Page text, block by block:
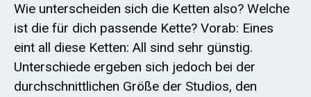
Wie unterscheiden sich die Ketten also? Welche
ist die für dich passende Kette? Vorab: Eines
eint all diese Ketten: All sind sehr günstig.
Unterschiede ergeben sich jedoch bei der
durchschnittlichen Größe der Studios, den